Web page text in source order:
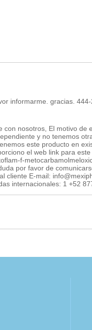
informarme. gracias.
con nosotros, El motivo
y no tenemos
este producto en
el web link para
f-
por favor de
cliente E-mail:
internacionales: 1 +52